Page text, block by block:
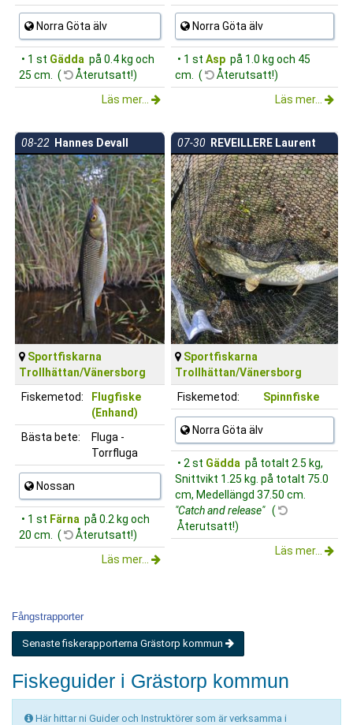
Norra Göta älv
• 1 st Gädda på 0.4 kg och
25 cm. (
Återutsatt!)
Läs mer...
Norra Göta älv
• 1 st Asp på 1.0 kg och 45
cm. (
Återutsatt!)
Läs mer...
08-22 Hannes Devall
Sportfiskarna
Trollhättan/Vänersborg
Fiskemetod:
Flugfiske
(Enhand)
Bästa bete:
Fluga -
Torrfluga
Nossan
• 1 st Färna på 0.2 kg och
20 cm. (
Återutsatt!)
Läs mer...
07-30 REVEILLERE Laurent
Sportfiskarna
Trollhättan/Vänersborg
Fiskemetod:
Spinnfiske
Norra Göta älv
• 2 st Gädda på totalt 2.5 kg,
Snittvikt 1.25 kg. på totalt 75.0
cm, Medellängd 37.50 cm.
"Catch and release" (
Återutsatt!)
Läs mer...
Fångstrapporter
Senaste fiskerapporterna Grästorp kommun
Fiskeguider i Grästorp kommun
Här hittar ni Guider och Instruktörer som är verksamma i